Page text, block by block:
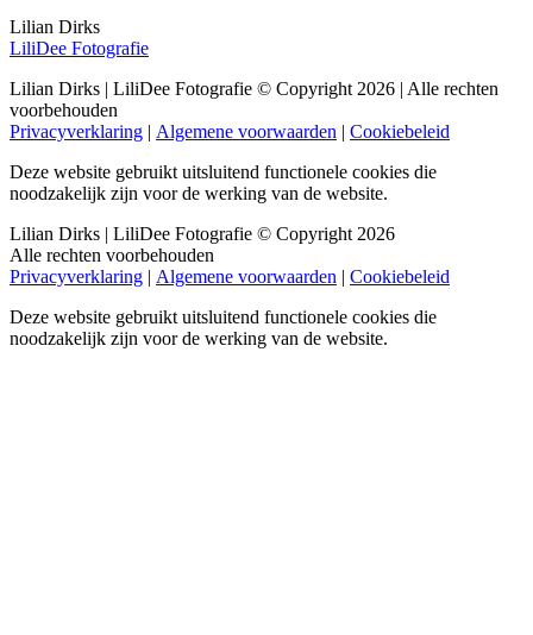
Lilian Dirks
LiliDee Fotografie
Lilian Dirks | LiliDee Fotografie © Copyright 2026 | Alle rechten
voorbehouden
Privacyverklaring | Algemene voorwaarden | Cookiebeleid
Deze website gebruikt uitsluitend functionele cookies die
noodzakelijk zijn voor de werking van de website.
Lilian Dirks | LiliDee Fotografie © Copyright 2026
Alle rechten voorbehouden
Privacyverklaring | Algemene voorwaarden | Cookiebeleid
Deze website gebruikt uitsluitend functionele cookies die
noodzakelijk zijn voor de werking van de website.